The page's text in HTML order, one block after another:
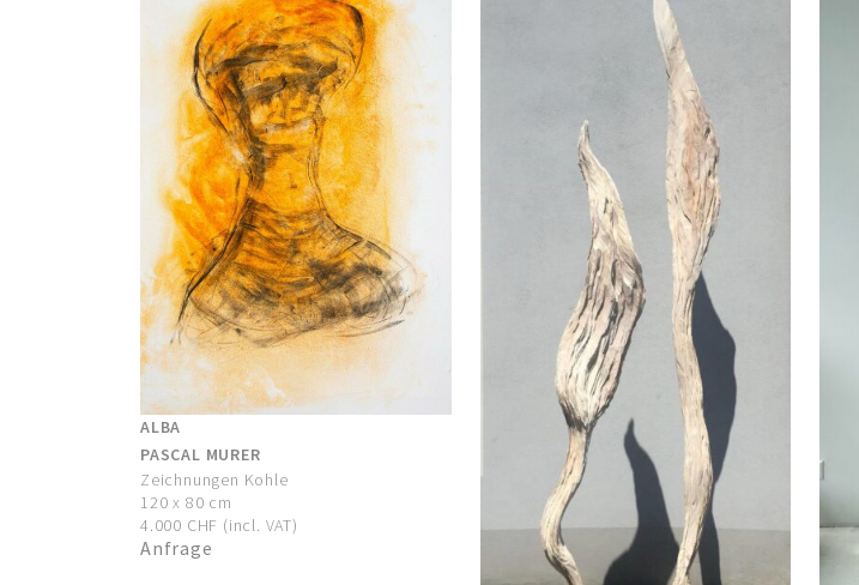
ALBA
PASCAL MURER
Zeichnungen Kohle
120 x 80 cm
4.000 CHF (incl. VAT)
Anfrage